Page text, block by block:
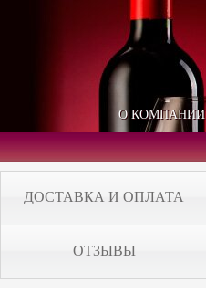
О КОМПАНИИ
ДОСТАВКА И ОПЛАТА
ОТЗЫВЫ